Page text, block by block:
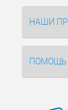
НАШИ
ПОМОЩЬ